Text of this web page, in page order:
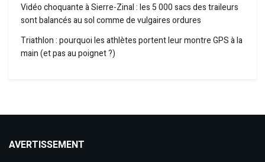
Vidéo choquante à Sierre-Zinal : les 5 000 sacs des traileurs
sont balancés au sol comme de vulgaires ordures
Triathlon : pourquoi les athlètes portent leur montre GPS à la
main (et pas au poignet ?)
AVERTISSEMENT